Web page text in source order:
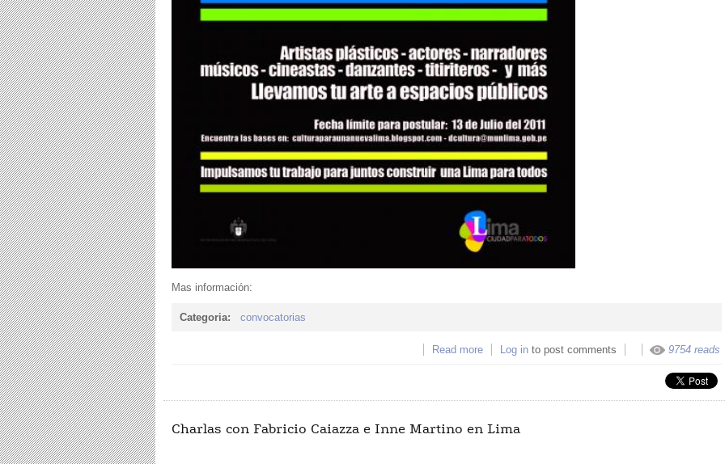
Mas información:
Categoria: convocatorias
Read more about Convocatoria para Artistas: "Cultura Viva
Log in to post comments 9754 reads
Charlas con Fabricio Caiazza e Inne Martino en Lima